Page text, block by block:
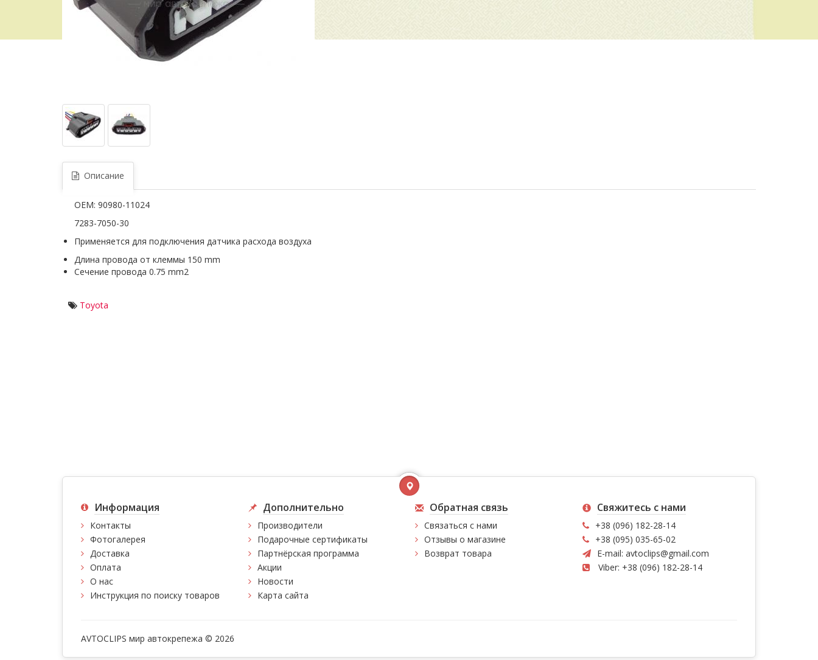
Описание
OEM: 90980-11024
7283-7050-30
Применяется для подключения датчика расхода воздуха
Длина провода от клеммы 150 mm
Сечение провода 0.75 mm2
Toyota
Информация
Контакты
Фотогалерея
Доставка
Оплата
О нас
Инструкция по поиску товаров
Дополнительно
Производители
Подарочные сертификаты
Партнёрская программа
Акции
Новости
Карта сайта
Обратная связь
Связаться с нами
Отзывы о магазине
Возврат товара
Свяжитесь с нами
+38 (096) 182-28-14
+38 (095) 035-65-02
E-mail: avtoclips@gmail.com
Viber: +38 (096) 182-28-14
AVTOCLIPS мир автокрепежа © 2026